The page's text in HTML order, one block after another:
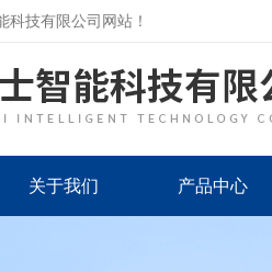
科技有限公司网站！
关于我们 产品中心